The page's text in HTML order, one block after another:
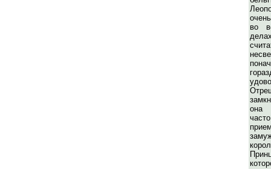
во
она